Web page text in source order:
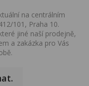
na centrálním
101, Praha 10.
jiné naší prodejně,
a zakázka pro Vás